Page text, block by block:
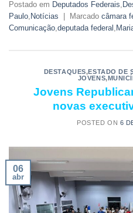
Postado em Deputados Federais
Paulo Notícias | Marcado câmara
Comunicação deputada federal
DESTAQUES,ESTADO DE
JOVENS,
Jovens
novas
POSTED ON 6
06
abr